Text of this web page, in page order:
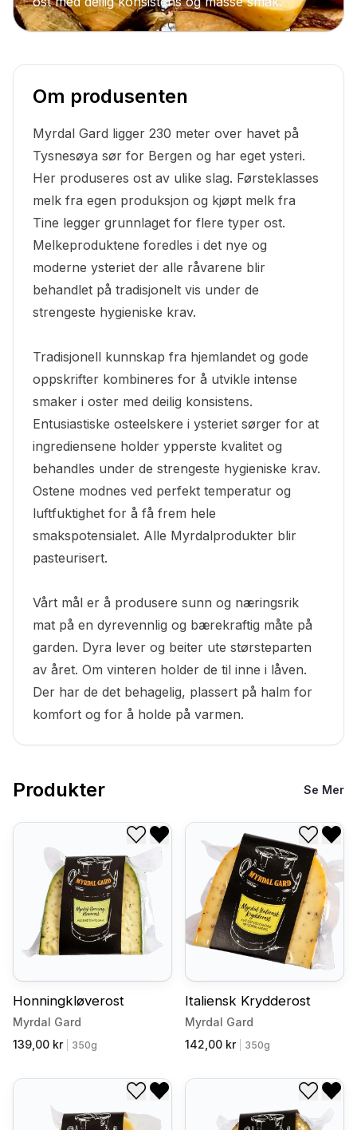
Om produsenten
Myrdal Gard ligger 230 meter over havet på
Tysnesøya sør for Bergen og har eget ysteri.
Her produseres ost av ulike slag. Førsteklasses
melk fra egen produksjon og kjøpt melk fra
Tine legger grunnlaget for flere typer ost.
Melkeproduktene foredles i det nye og
moderne ysteriet der alle råvarene blir
behandlet på tradisjonelt vis under de
strengeste hygieniske krav.
Tradisjonell kunnskap fra hjemlandet og gode
oppskrifter kombineres for å utvikle intense
smaker i oster med deilig konsistens.
Entusiastiske osteelskere i ysteriet sørger for at
ingrediensene holder ypperste kvalitet og
behandles under de strengeste hygieniske krav.
Ostene modnes ved perfekt temperatur og
luftfuktighet for å få frem hele
smakspotensialet. Alle Myrdalprodukter blir
pasteurisert.
Vårt mål er å produsere sunn og næringsrik
mat på en dyrevennlig og bærekraftig måte på
garden. Dyra lever og beiter ute størsteparten
av året. Om vinteren holder de til inne i låven.
Der har de det behagelig, plassert på halm for
komfort og for å holde på varmen.
Produkter Se Mer
Honningkløverost
Myrdal Gard
139,00 kr
350g
Legg til i ønskeliste
Fjern fra ønskeliste
Italiensk Krydderost
Myrdal Gard
142,00 kr
350g
Legg til
Legg til i ønskeliste
Fjern fra ønskeliste